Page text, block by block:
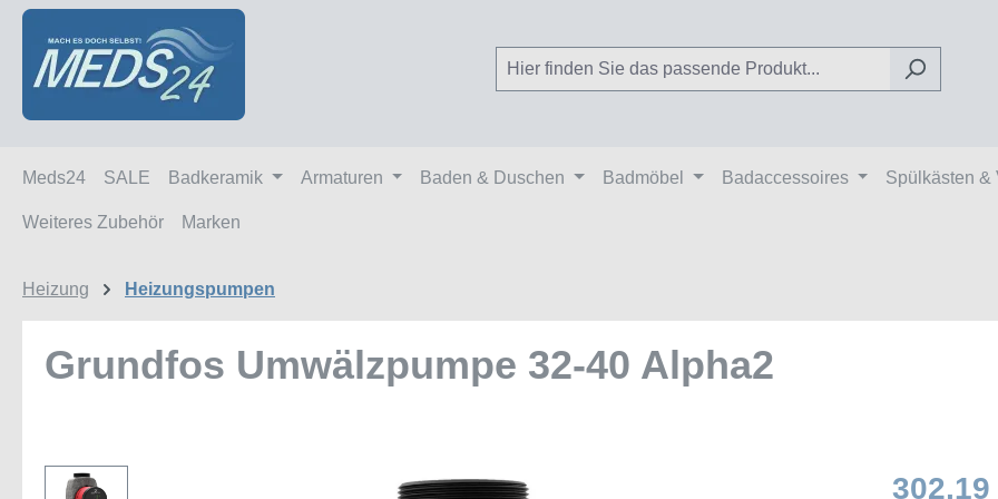
Hauptinhalt springen
Zur Suche springen
Zur Hauptnavigation springen
Meds24 SALE Badkeramik Armaturen Baden & Duschen Badmöbel Badaccessoires Spülkästen &
Weiteres Zubehör Marken
Heizung Heizungspumpen
Grundfos Umwälzpumpe 32-40 Alpha2
Bildergalerie überspringen 302,19